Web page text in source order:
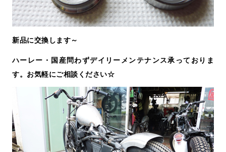
新品に交換します～
ハーレー・国産問わずデイリーメンテナンス承っておりま
す。お気軽にご相談ください☆